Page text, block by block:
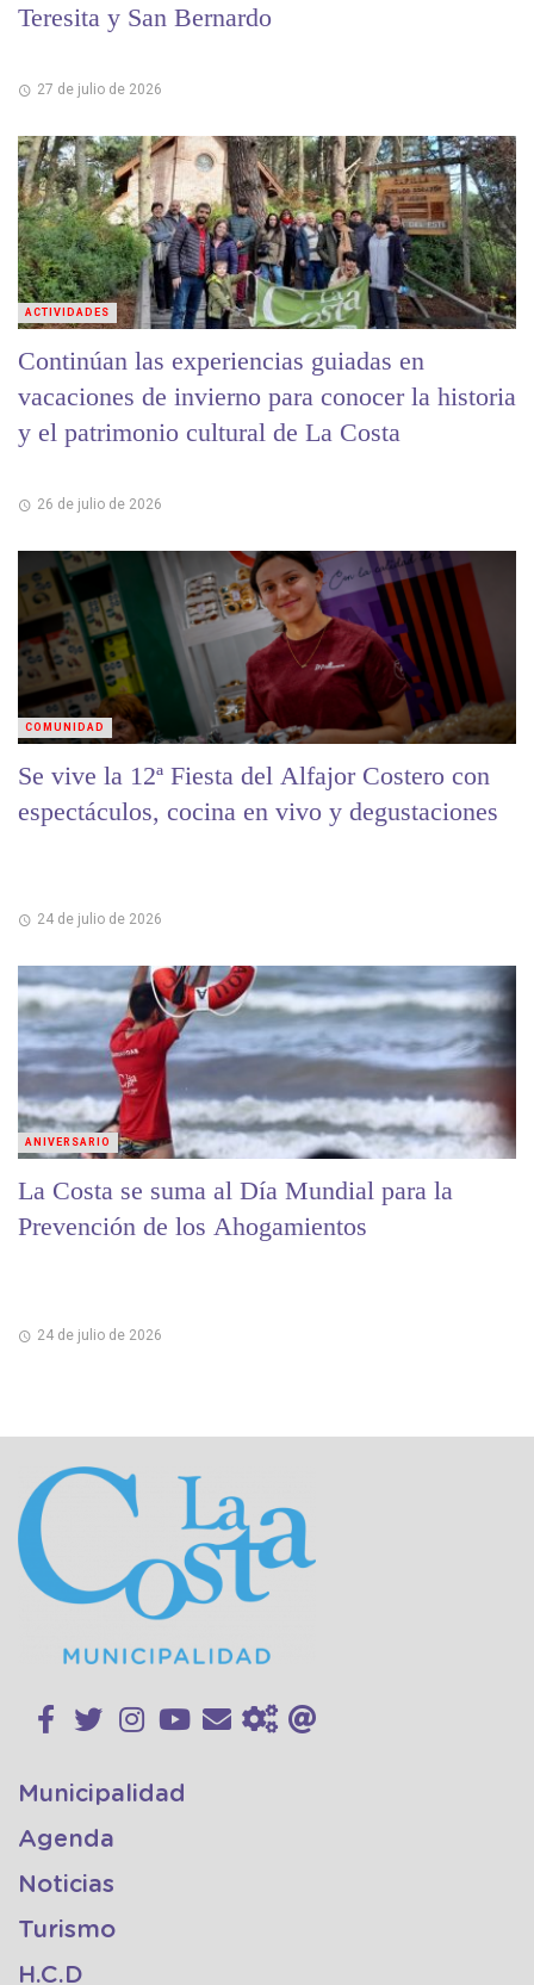
Teresita y San Bernardo
27 de julio de 2026
Continúan las experiencias guiadas en
vacaciones de invierno para conocer la historia
y el patrimonio cultural de La Costa
26 de julio de 2026
ACTIVIDADES
Se vive la 12ª Fiesta del Alfajor Costero con
espectáculos, cocina en vivo y degustaciones
24 de julio de 2026
COMUNIDAD
La Costa se suma al Día Mundial para la
Prevención de los Ahogamientos
24 de julio de 2026
ANIVERSARIO
Municipalidad
Agenda
Noticias
Turismo
H.C.D